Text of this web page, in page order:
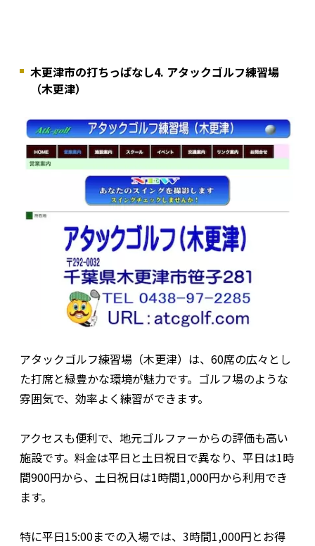
木更津市の打ちっぱなし4. アタックゴルフ練習場
（木更津）
アタックゴルフ練習場（木更津）は、60席の広々とし
た打席と緑豊かな環境が魅力です。ゴルフ場のような
雰囲気で、効率よく練習ができます。
アクセスも便利で、地元ゴルファーからの評価も高い
施設です。料金は平日と土日祝日で異なり、平日は1時
間900円から、土日祝日は1時間1,000円から利用でき
ます。
特に平日15:00までの入場では、3時間1,000円とお得